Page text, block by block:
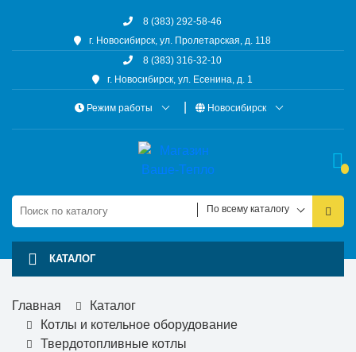
8 (383) 292-58-46
г. Новосибирск, ул. Пролетарская, д. 118
8 (383) 316-32-10
г. Новосибирск, ул. Есенина, д. 1
Режим работы Новосибирск
По всему каталогу
КАТАЛОГ
Главная
Каталог
Котлы и котельное оборудование
Твердотопливные котлы